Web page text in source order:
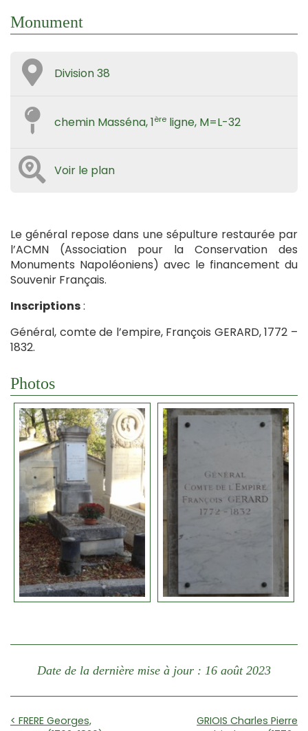
Monument
Division 38
chemin Masséna, 1ère ligne, M=L-32
Voir le plan
Le général repose dans une sépulture restaurée par
l’ACMN (Association pour la Conservation des
Monuments Napoléoniens) avec le financement du
Souvenir Français.
Inscriptions:
Général, comte de l’empire, François GERARD, 1772 –
1832.
Photos
Date de la dernière mise à jour : 16 août 2023
< FRERE Georges,
GRIOIS Charles Pierre